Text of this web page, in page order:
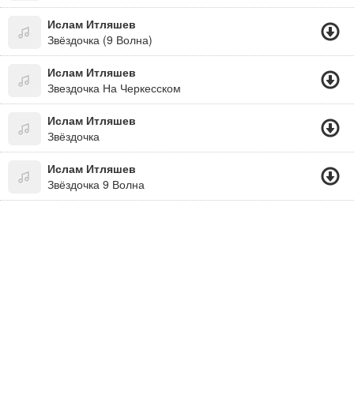
Ислам Итляшев
Звёздочка (9 Волна)
Ислам Итляшев
Звездочка На Черкесском
Ислам Итляшев
Звёздочка
Ислам Итляшев
Звёздочка 9 Волна